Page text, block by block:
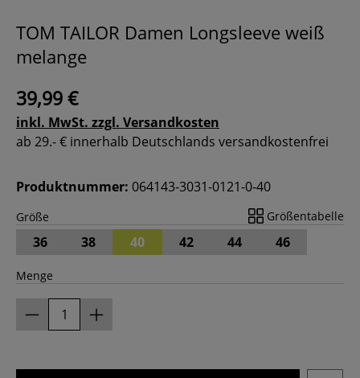
TOM TAILOR Damen Longsleeve weiß
melange
39,99 €
inkl. MwSt. zzgl. Versandkosten
ab 29.- € innerhalb Deutschlands versandkostenfrei
Produktnummer: 064143-3031-0121-0-40
Größe Größentabelle
36 38 40 42 44 46
Menge